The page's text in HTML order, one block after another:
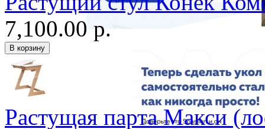
7,100.00 р.
Растущая парта Макси